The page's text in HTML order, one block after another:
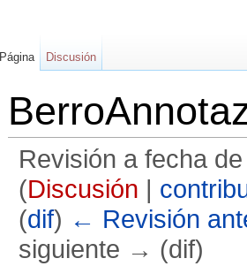
Revisión a fecha
(Discusión |
(dif) ← Revisión
siguiente → (dif)
Página Discusión